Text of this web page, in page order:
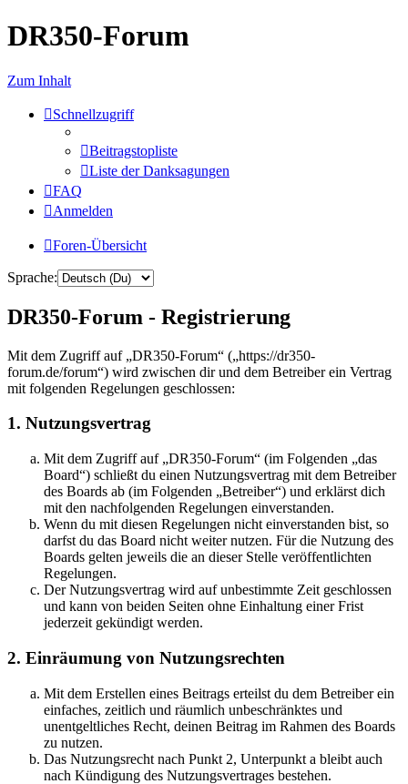
DR350-Forum
Zum Inhalt
Schnellzugriff
Beitragstopliste
Liste der Danksagungen
FAQ
Anmelden
Foren-Übersicht
Sprache:
DR350-Forum - Registrierung
Mit dem Zugriff auf „DR350-Forum“ („https://dr350-
forum.de/forum“) wird zwischen dir und dem Betreiber ein Vertrag
mit folgenden Regelungen geschlossen:
1. Nutzungsvertrag
Mit dem Zugriff auf „DR350-Forum“ (im Folgenden „das
Board“) schließt du einen Nutzungsvertrag mit dem Betreiber
des Boards ab (im Folgenden „Betreiber“) und erklärst dich
mit den nachfolgenden Regelungen einverstanden.
Wenn du mit diesen Regelungen nicht einverstanden bist, so
darfst du das Board nicht weiter nutzen. Für die Nutzung des
Boards gelten jeweils die an dieser Stelle veröffentlichten
Regelungen.
Der Nutzungsvertrag wird auf unbestimmte Zeit geschlossen
und kann von beiden Seiten ohne Einhaltung einer Frist
jederzeit gekündigt werden.
2. Einräumung von Nutzungsrechten
Mit dem Erstellen eines Beitrags erteilst du dem Betreiber ein
einfaches, zeitlich und räumlich unbeschränktes und
unentgeltliches Recht, deinen Beitrag im Rahmen des Boards
zu nutzen.
Das Nutzungsrecht nach Punkt 2, Unterpunkt a bleibt auch
nach Kündigung des Nutzungsvertrages bestehen.